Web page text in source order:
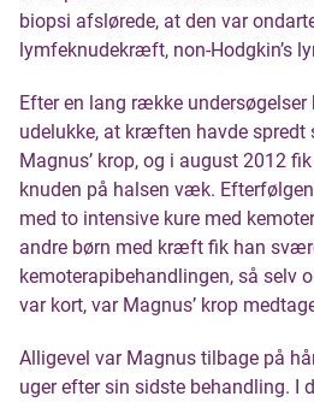
biopsi afslørede, at den var
lymfeknudekræft, non-Hodgkin’s
Efter en lang række
udelukke, at kræften havde spredt
Magnus’ krop, og i august 2012
knuden på halsen væk.
med to intensive kure med
andre børn med kræft fik han
kemoterapibehandlingen, så selv
var kort, var Magnus’ krop
Alligevel var Magnus tilbage på
uger efter sin sidste behandling. I